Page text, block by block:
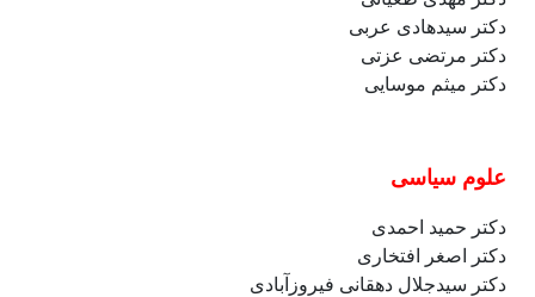
دکتر سیدهادی عربی
دکتر مرتضی عزتی
دکتر میثم موسایی
علوم سیاسی
دکتر حمید احمدی
دکتر اصغر افتخاری
دکتر سیدجلال دهقانی فیروزآبادی